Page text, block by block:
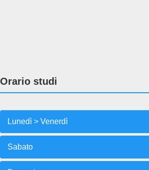
Orario studi
Lunedì > Venerdì
Sabato